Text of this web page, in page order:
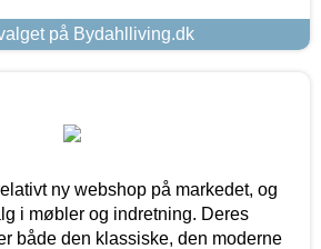
på Bydahlliving.dk
ny webshop på markedet, og
i møbler og indretning. Deres
både den klassiske, den moderne